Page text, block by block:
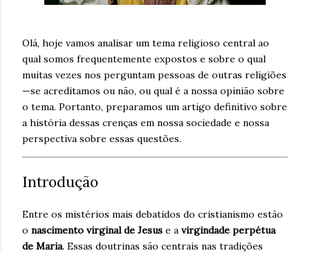
Olá, hoje vamos analisar um tema religioso central ao
qual somos frequentemente expostos e sobre o qual
muitas vezes nos perguntam pessoas de outras religiões
—se acreditamos ou não, ou qual é a nossa opinião sobre
o tema. Portanto, preparamos um artigo definitivo sobre
a história dessas crenças em nossa sociedade e nossa
perspectiva sobre essas questões.
Introdução
Entre os mistérios mais debatidos do cristianismo estão
o nascimento virginal de Jesus e a virgindade perpétua
de Maria. Essas doutrinas são centrais nas tradições